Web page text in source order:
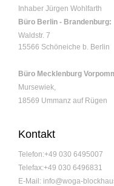
Inhaber Jürgen Wohlfarth
Büro Berlin - Brandenburg:
Waldstr. 7
15566 Schöneiche b. Berlin
Büro Mecklenburg
Mursewiek,
18569 Ummanz auf Rügen
Kontakt
Telefon:+49 030 6495007
Telefax:+49 030 6496831
E-Mail: info@woga-